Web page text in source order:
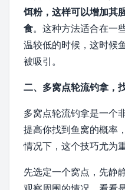
饵粉，这样可以增加其
食。这种方法适合在一
温较低的时候，这时候
被吸引。
二、多窝点轮流钓拿，
多窝点轮流钓拿是一个
提高你找到鱼窝的概率
情况下，这个技巧尤为重
先选定一个窝点，先静